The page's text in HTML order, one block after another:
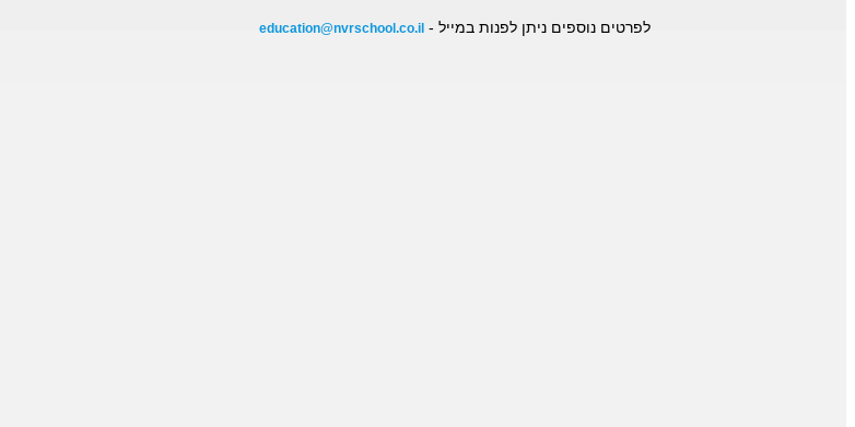
לפרטים נוספים ניתן לפנות במייל - education@nvrschool.co.il